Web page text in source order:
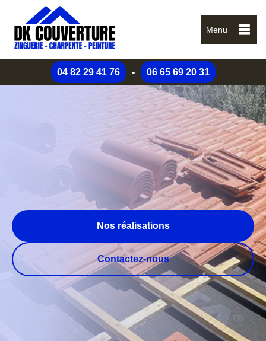
Menu
04 82 29 41 76 - 06 65 69 20 31
Nos réalisations
Contactez-nous